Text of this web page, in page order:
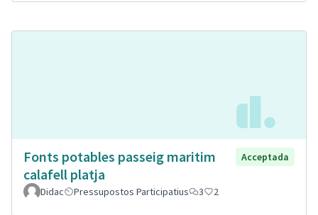
Fonts potables passeig maritim
calafell platja
Acceptada
Didac Pressupostos Participatius 3 2